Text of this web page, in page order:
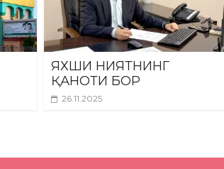
ЯХШИ НИЯТНИНГ
ҚАНОТИ БОР
26.11.2025